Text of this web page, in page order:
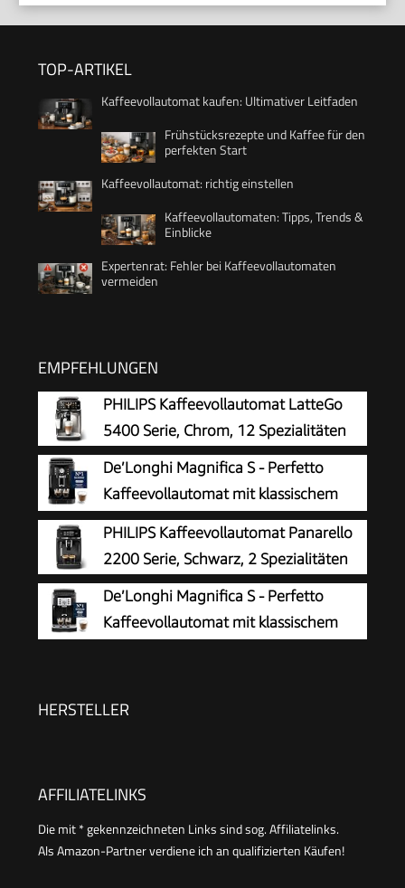
TOP-ARTIKEL
Kaffeevollautomat kaufen: Ultimativer Leitfaden
Frühstücksrezepte und Kaffee für den
perfekten Start
Kaffeevollautomat: richtig einstellen
Kaffeevollautomaten: Tipps, Trends &
Einblicke
Expertenrat: Fehler bei Kaffeevollautomaten
vermeiden
EMPFEHLUNGEN
PHILIPS Kaffeevollautomat LatteGo
5400 Serie, Chrom, 12 Spezialitäten
De’Longhi Magnifica S - Perfetto
Kaffeevollautomat mit klassischem
Milchaufschäumer, Espresso- und
Cappuccino Kaffeemaschine, Bedienfeld mit
Tasten, Schwarz (ECAM11.112.B)
PHILIPS Kaffeevollautomat Panarello
2200 Serie, Schwarz, 2 Spezialitäten
De’Longhi Magnifica S - Perfetto
Kaffeevollautomat mit klassischem
Tasten, Schwarz (ECAM22.110.B)
HERSTELLER
AFFILIATELINKS
Die mit * gekennzeichneten Links sind sog. Affiliatelinks.
Als Amazon-Partner verdiene ich an qualifizierten Käufen!